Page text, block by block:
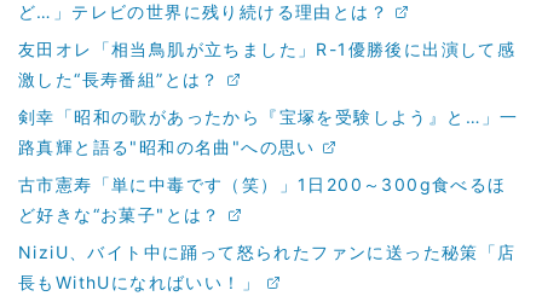
ど…」テレビの世界に残り続ける理由とは？
友田オレ「相当鳥肌が立ちました」R-1優勝後に出演して感
激した“長寿番組”とは？
剣幸「昭和の歌があったから『宝塚を受験しよう』と…」一
路真輝と語る"昭和の名曲"への思い
古市憲寿「単に中毒です（笑）」1日200～300g食べるほ
ど好きな“お菓子"とは？
NiziU、バイト中に踊って怒られたファンに送った秘策「店
長もWithUになればいい！」